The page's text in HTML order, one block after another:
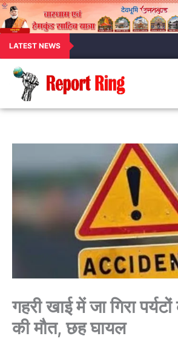
LATEST NEWS
गहरी खाई में जा गिरा
की मौत, छह घायल